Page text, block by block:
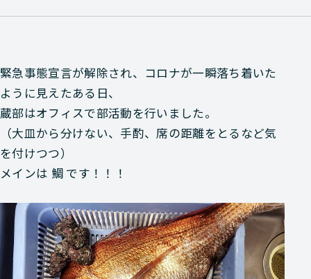
緊急事態宣言が解除され、コロナが一瞬落ち着いた
ように見えたある日、
蔵部はオフィスで部活動を行いました。
（大皿から分けない、手酌、席の距離をとるなど気
を付けつつ）
メインは 鯛 です！！！